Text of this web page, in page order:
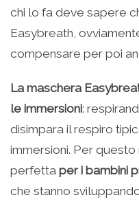
chi lo fa deve sapere
Easybreath,
compensare per poi
La maschera
le immersioni:
disimpara il respiro
immersioni. Per
perfetta per i bambini
che stanno